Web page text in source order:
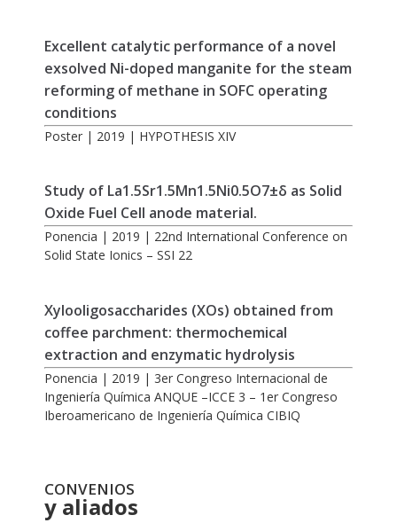
Excellent catalytic performance of a novel
exsolved Ni-doped manganite for the steam
reforming of methane in SOFC operating
conditions
Poster | 2019 | HYPOTHESIS XIV
Study of La1.5Sr1.5Mn1.5Ni0.5O7±δ as Solid
Oxide Fuel Cell anode material.
Ponencia | 2019 | 22nd International Conference on
Solid State Ionics – SSI 22
Xylooligosaccharides (XOs) obtained from
coffee parchment: thermochemical
extraction and enzymatic hydrolysis
Ponencia | 2019 | 3er Congreso Internacional de
Ingeniería Química ANQUE –ICCE 3 – 1er Congreso
Iberoamericano de Ingeniería Química CIBIQ
CONVENIOS
y aliados